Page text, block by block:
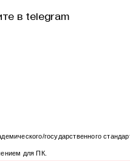
в telegram
государственного
для ПК.